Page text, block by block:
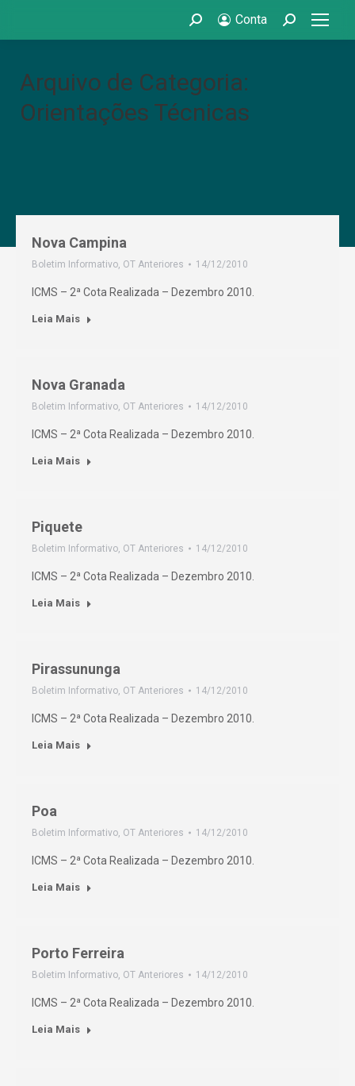
Search: Conta Search:
Arquivo de Categoria:
Orientações Técnicas
Nova Campina
Boletim Informativo, OT Anteriores 14/12/2010
ICMS – 2ª Cota Realizada – Dezembro 2010.
Leia Mais
Nova Granada
Boletim Informativo, OT Anteriores 14/12/2010
ICMS – 2ª Cota Realizada – Dezembro 2010.
Leia Mais
Piquete
Boletim Informativo, OT Anteriores 14/12/2010
ICMS – 2ª Cota Realizada – Dezembro 2010.
Leia Mais
Pirassununga
Boletim Informativo, OT Anteriores 14/12/2010
ICMS – 2ª Cota Realizada – Dezembro 2010.
Leia Mais
Poa
Boletim Informativo, OT Anteriores 14/12/2010
ICMS – 2ª Cota Realizada – Dezembro 2010.
Leia Mais
Porto Ferreira
Boletim Informativo, OT Anteriores 14/12/2010
ICMS – 2ª Cota Realizada – Dezembro 2010.
Leia Mais